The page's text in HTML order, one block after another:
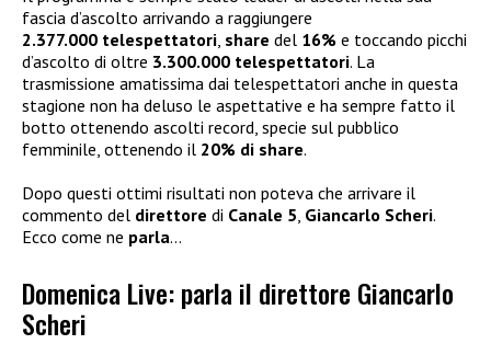
fascia d’ascolto arrivando a raggiungere
2.377.000 telespettatori, share del 16% e toccando picchi
d’ascolto di oltre 3.300.000 telespettatori. La
trasmissione amatissima dai telespettatori anche in questa
stagione non ha deluso le aspettative e ha sempre fatto il
botto ottenendo ascolti record, specie sul pubblico
femminile, ottenendo il 20% di share.
Dopo questi ottimi risultati non poteva che arrivare il
commento del direttore di Canale 5, Giancarlo Scheri.
Ecco come ne parla…
Domenica Live: parla il direttore Giancarlo
Scheri